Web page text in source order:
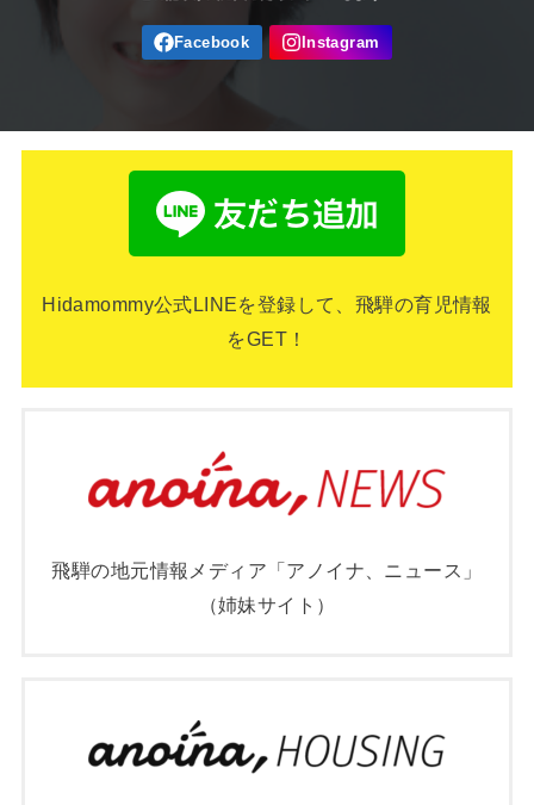
Hidamommy公式LINEを登録して、飛騨の育児情報
をGET！
飛騨の地元情報メディア「アノイナ、ニュース」
（姉妹サイト）